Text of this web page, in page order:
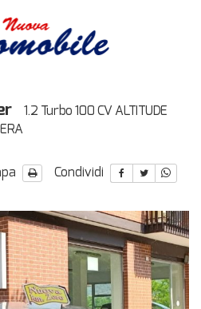
1.2 Turbo 100 CV ALTITUDE
Condividi
disponibile